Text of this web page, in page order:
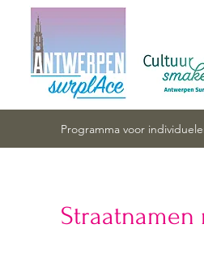
Programma voor
Straatnamen